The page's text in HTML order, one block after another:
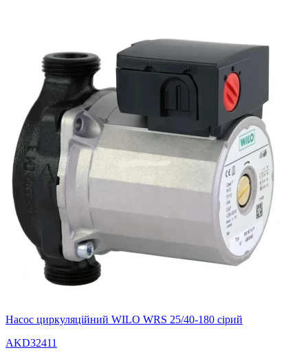
Насос циркуляційний WILO WRS 25/40-180 сірий
AKD32411